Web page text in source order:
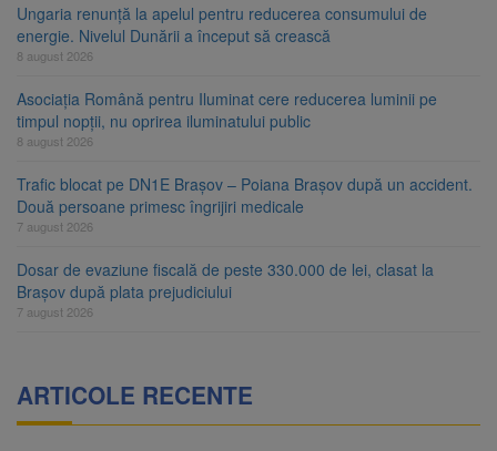
Ungaria renunță la apelul pentru reducerea consumului de
energie. Nivelul Dunării a început să crească
8 august 2026
Asociația Română pentru Iluminat cere reducerea luminii pe
timpul nopții, nu oprirea iluminatului public
8 august 2026
Trafic blocat pe DN1E Brașov – Poiana Brașov după un accident.
Două persoane primesc îngrijiri medicale
7 august 2026
Dosar de evaziune fiscală de peste 330.000 de lei, clasat la
Brașov după plata prejudiciului
7 august 2026
ARTICOLE RECENTE